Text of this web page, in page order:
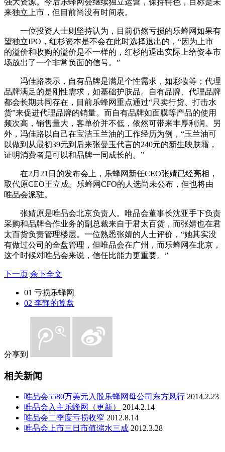
来独立上市，但目前尚没有时间表。
一位投资人士则坚持认为，目前仍然亏损的乐蜂网如果有
望独立IPO，红杉资本是不会在此时选择退出的，“因为上市
的溢价和收购的溢价是不一样的，红杉的退出实际上给资本市
场放出了一个非常负面的信号。”
冯佳路表示，自有品牌是满足个性需求，如彩妆等；代理
品牌满足的是刚性需求，如基础护肤品。自有品牌、代理品牌
都会长期共同存在，目前乐蜂网重点通过“只卖行货、打击水
货”来促进代理品牌的销量。而自有品牌如面膜等产品的使用
频次高，销售量大，客单价并不低，依然可带来丰厚利润。另
外，冯佳路以自己在宝洁玉兰油的工作经历为例，“玉兰油可
以做到从最初39元到后来张曼玉代言的240元的新生映肤霜，
证明消费者是可以和品牌一同成长的。”
在2月21日的发布会上，乐蜂网新任CEO张婧已经亮相，
取代原CEO王立成。乐蜂网CFO的人选尚未公布，但也将由
唯品会派驻。
张婧原是唯品会北京负责人。唯品会董事长沈亚手下负责
采购和品牌合作业务的副总裁来自于君太百货，而张婧也在君
太百货负责管理楼层。一位熟悉张婧的人士评价，“她其实没
有做过公司的全盘管理，但唯品会在广州，而乐蜂网在北京，
这个时候对唯品会来说，信任比能力更重要。”
下一页 余下全文
01 亏损乐蜂网
02 李静的算盘
分享到
相关新闻
唯品会5580万美元入股乐蜂网母公司东方风行 2014.2.23
唯品会入主乐蜂网（更新）
2014.2.14
唯品会二季度亏损收窄 2012.8.14
唯品会上市三日市值缩水三成 2012.3.28